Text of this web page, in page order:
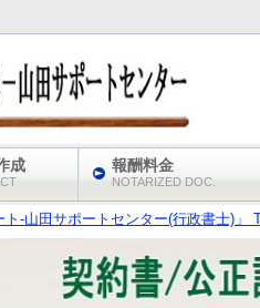
ト‐山田サポートセンター(行政書士)」
成 報酬料金
NOTARIZED DOC.